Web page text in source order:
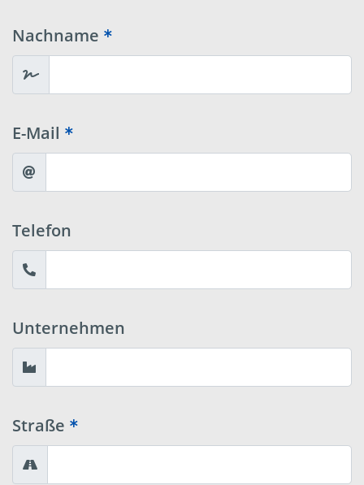
Nachname
E-Mail
Telefon
Unternehmen
Straße